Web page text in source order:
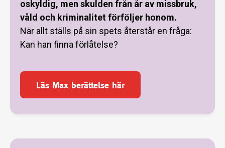
oskyldig, men skulden från år av missbruk,
våld och kriminalitet förföljer honom.
När allt ställs på sin spets återstår en fråga:
Kan han finna förlåtelse?
Läs Max berättelse här